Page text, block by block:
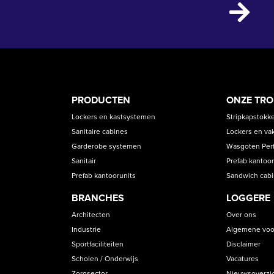
PRODUCT
CATEGORIES
PRODUCTEN
Lockers en kastsystemen
Sanitaire cabines
Garderobe systemen
Sanitair
Prefab kantoorunits
BRANCHES
Architecten
Industrie
Sportfaciliteiten
Scholen / Onderwijs
ONZE
Lockers en
Wasgoten
Prefab
Sandwich
LOGGERE
Over ons
Algemene
Disclaimer
Vacatures